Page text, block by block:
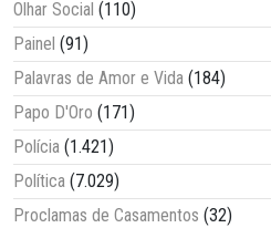
Olhar Social (110)
Painel (91)
Palavras de Amor e Vida (184)
Papo D'Oro (171)
Polícia (1.421)
Política (7.029)
Proclamas de Casamentos (32)